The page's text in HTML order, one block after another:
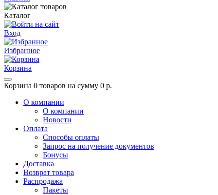
Каталог
Вход
Избранное
Корзина
Корзина 0 товаров на сумму 0 р.
О компании
О компании
Новости
Оплата
Способы оплаты
Запрос на получение документов
Бонусы
Доставка
Возврат товара
Распродажа
Пакеты